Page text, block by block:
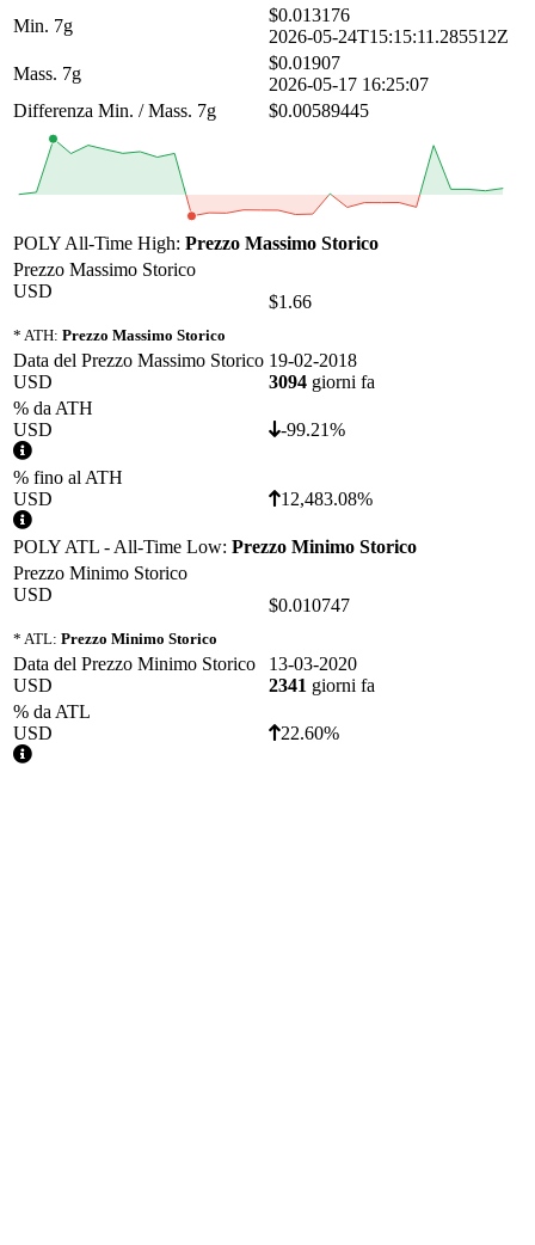
Min. 7g
$0.013176
2026-05-24T15:15:11.285512Z
Mass. 7g
$0.01907
2026-05-17 16:25:07
Differenza Min. / Mass. 7g
$0.00589445
POLY All-Time High: Prezzo Massimo Storico
Prezzo Massimo Storico
USD
* ATH: Prezzo Massimo Storico
$1.66
Data del Prezzo Massimo Storico
USD
19-02-2018
3094 giorni fa
% da ATH
USD
-99.21%
% fino al ATH
USD
12,483.08%
POLY ATL - All-Time Low: Prezzo Minimo Storico
Prezzo Minimo Storico
USD
* ATL: Prezzo Minimo Storico
$0.010747
Data del Prezzo Minimo Storico
USD
13-03-2020
2341 giorni fa
% da ATL
USD
22.60%